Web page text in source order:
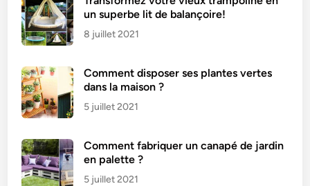
un superbe lit de balançoire!
8 juillet 2021
Comment disposer ses plantes vertes
dans la maison ?
5 juillet 2021
Comment fabriquer un canapé de jardin
en palette ?
5 juillet 2021